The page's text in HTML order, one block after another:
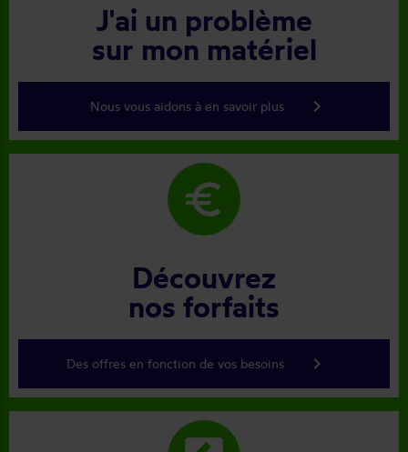
J'ai un problème
sur mon matériel
Nous vous aidons à en savoir plus keyboard_arrow_right
euro
Découvrez
nos forfaits
Des offres en fonction de vos besoins keyboard_arrow_right